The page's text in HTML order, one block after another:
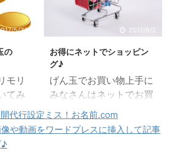
5/30
の
モリ
てみ
告か
とま
いけ
っと
2017/6/2
お得にネットでショッピン
グ♪
げん玉でお買い物上手に
みなさんはネットでお買
い物したりしますか？ 私
は子供が小さいこともあ
り、重い荷物（例えば、
代行設定ミス！お名前.com
や動画をワードプレスに挿入して記事
♪